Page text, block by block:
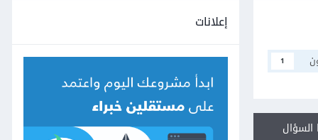
1
إعلانات